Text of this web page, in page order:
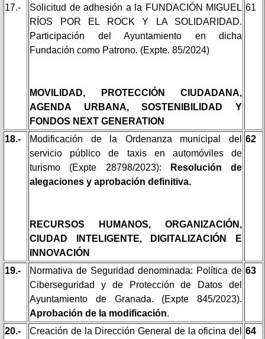
17.-
Solicitud de adhesión a la FUNDACIÓN MIGUEL
RÍOS POR EL ROCK Y LA SOLIDARIDAD.
Participación del Ayuntamiento en dicha
Fundación como Patrono. (Expte. 85/2024)
MOVILIDAD, PROTECCIÓN CIUDADANA,
AGENDA URBANA, SOSTENIBILIDAD Y
FONDOS NEXT GENERATION
61
18.-
Modificación de la Ordenanza municipal del
servicio público de taxis en automóviles de
turismo (Expte 28798/2023):
Resolución de
alegaciones y aprobación definitiva.
RECURSOS HUMANOS, ORGANIZACIÓN,
CIUDAD INTELIGENTE, DIGITALIZACIÓN E
INNOVACIÓN
62
19.-
Normativa de Seguridad denominada: Política de
Ciberseguridad y de Protección de Datos del
Ayuntamiento de Granada. (Expte 845/2023).
Aprobación de la modificación.
63
20.-
Creación de la Dirección General de la oficina del 64